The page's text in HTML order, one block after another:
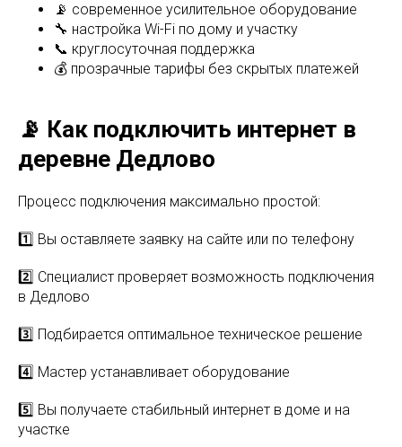
📡 современное усилительное оборудование
🔧 настройка Wi-Fi по дому и участку
📞 круглосуточная поддержка
💰 прозрачные тарифы без скрытых платежей
📡 Как подключить интернет в
деревне Дедлово
Процесс подключения максимально простой:
1️⃣ Вы оставляете заявку на сайте или по телефону
2️⃣ Специалист проверяет возможность подключения
в Дедлово
3️⃣ Подбирается оптимальное техническое решение
4️⃣ Мастер устанавливает оборудование
5️⃣ Вы получаете стабильный интернет в доме и на
участке